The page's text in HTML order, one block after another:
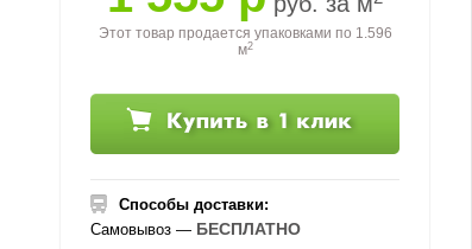
Этот товар продается упаковками по 1.596
м2
Способы доставки:
Самовывоз — БЕСПЛАТНО